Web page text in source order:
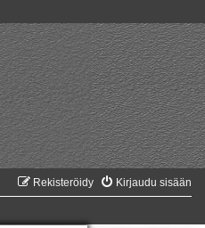
Kirjaudu sisään
Rekisteröidy